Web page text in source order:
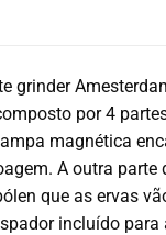
grinder
por 4
magnética
A outra parte
que as ervas
incluído